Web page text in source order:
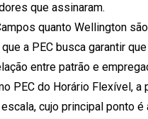
que assinaram.
quanto Wellington
a PEC busca garantir
entre patrão e
PEC do Horário Flexível,
cujo principal ponto